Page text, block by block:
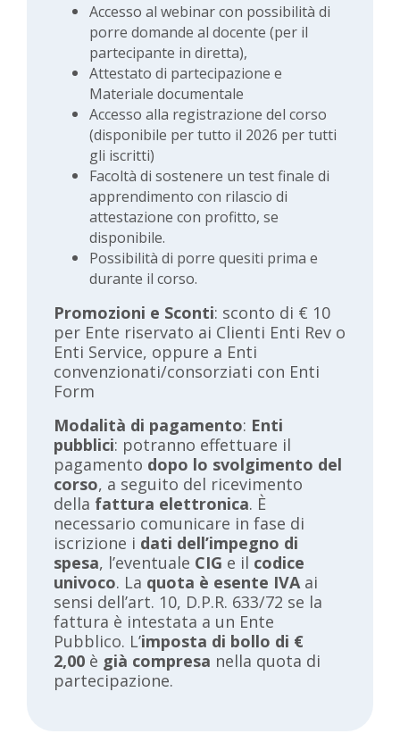
Accesso al webinar con possibilità di
porre domande al docente (per il
partecipante in diretta),
Attestato di partecipazione e
Materiale documentale
Accesso alla registrazione del corso
(disponibile per tutto il 2026 per tutti
gli iscritti)
Facoltà di sostenere un test finale di
apprendimento con rilascio di
attestazione con profitto, se
disponibile.
Possibilità di porre quesiti prima e
durante il corso.
Promozioni e Sconti: sconto di € 10
per Ente riservato ai Clienti Enti Rev o
Enti Service, oppure a Enti
convenzionati/consorziati con Enti
Form
Modalità di pagamento: Enti
pubblici: potranno effettuare il
pagamento dopo lo svolgimento del
corso, a seguito del ricevimento
della fattura elettronica. È
necessario comunicare in fase di
iscrizione i dati dell’impegno di
spesa, l’eventuale CIG e il codice
univoco. La quota è esente IVA ai
sensi dell’art. 10, D.P.R. 633/72 se la
fattura è intestata a un Ente
Pubblico. L’imposta di bollo di €
2,00 è già compresa nella quota di
partecipazione.